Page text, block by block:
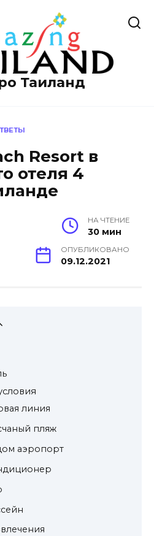
Таиланд
Resort в
отеля 4
НА ЧТЕНИЕ
30 мин
ОПУБЛИКОВАНО
09.12.2021
линия
пляж
аэропорт